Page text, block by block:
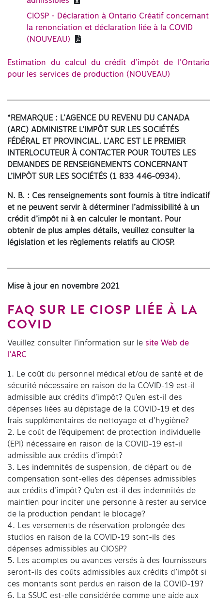
CIOSP - Déclaration à Ontario Créatif concernant
la renonciation et déclaration liée à la COVID
(NOUVEAU)
Estimation du calcul du crédit d’impôt de l'Ontario
pour les services de production (NOUVEAU)
*REMARQUE : L’AGENCE DU REVENU DU CANADA
(ARC) ADMINISTRE L’IMPÔT SUR LES SOCIÉTÉS
FÉDÉRAL ET PROVINCIAL. L’ARC EST LE PREMIER
INTERLOCUTEUR À CONTACTER POUR TOUTES LES
DEMANDES DE RENSEIGNEMENTS CONCERNANT
L’IMPÔT SUR LES SOCIÉTÉS (1 833 446-0934).
N. B. : Ces renseignements sont fournis à titre indicatif
et ne peuvent servir à déterminer l’admissibilité à un
crédit d’impôt ni à en calculer le montant. Pour
obtenir de plus amples détails, veuillez consulter la
législation et les règlements relatifs au CIOSP.
Mise à jour en novembre 2021
FAQ SUR LE CIOSP LIÉE À LA
COVID
Veuillez consulter l’information sur le site Web de
l’ARC
1. Le coût du personnel médical et/ou de santé et de
sécurité nécessaire en raison de la COVID-19 est-il
admissible aux crédits d’impôt? Qu’en est-il des
dépenses liées au dépistage de la COVID-19 et des
frais supplémentaires de nettoyage et d’hygiène?
2. Le coût de l’équipement de protection individuelle
(EPI) nécessaire en raison de la COVID-19 est-il
admissible aux crédits d’impôt?
3. Les indemnités de suspension, de départ ou de
compensation sont-elles des dépenses admissibles
aux crédits d’impôt? Qu’en est-il des indemnités de
maintien pour inciter une personne à rester au service
de la production pendant le blocage?
4. Les versements de réservation prolongée des
studios en raison de la COVID-19 sont-ils des
dépenses admissibles au CIOSP?
5. Les acomptes ou avances versés à des fournisseurs
seront-ils des coûts admissibles aux crédits d’impôt si
ces montants sont perdus en raison de la COVID-19?
6. La SSUC est-elle considérée comme une aide aux